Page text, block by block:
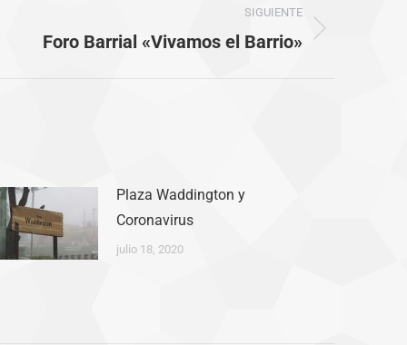
SIGUIENTE
Foro Barrial «Vivamos el Barrio»
Plaza Waddington y
Coronavirus
julio 18, 2020